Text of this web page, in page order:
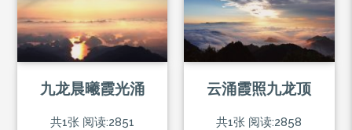
九龙晨曦霞光涌
共1张 阅读:2851
云涌霞照九龙顶
共1张 阅读:2858